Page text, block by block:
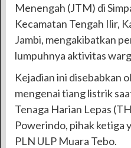
Menengah (JTM) di
Kecamatan Tengah Ilir,
Jambi, mengakibatkan
lumpuhnya aktivitas
Kejadian ini disebabkan
mengenai tiang listrik
Tenaga Harian Lepas
Powerindo, pihak ketiga
PLN ULP Muara Tebo.